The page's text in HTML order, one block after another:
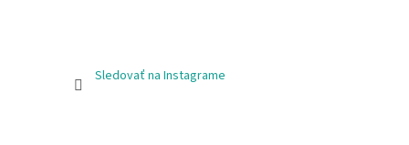
Sledovať na Instagrame